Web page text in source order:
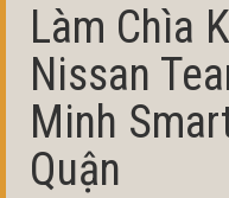
Làm Chìa
Nissan
Minh
Quận